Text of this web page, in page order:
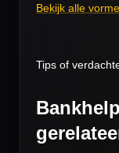
Bekijk alle
Tips of